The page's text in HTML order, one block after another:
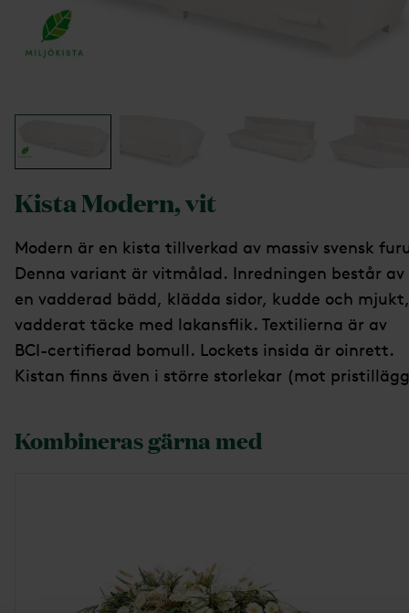
Kista Modern, vit
Modern är en kista tillverkad av massiv svensk
Denna variant är vitmålad. Inredningen består av
en vadderad bädd, klädda sidor, kudde och mjukt,
vadderat täcke med lakansflik. Textilierna är av
BCI-certifierad bomull. Lockets insida är oinrett.
Kistan finns även i större storlekar (mot
Kombineras gärna med